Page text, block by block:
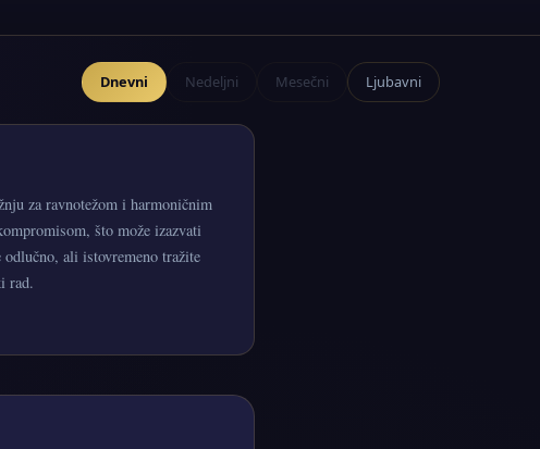
Dnevni Nedeljni Mesečni Ljubavni
za ravnotežom i harmoničnim
što može izazvati
ali istovremeno tražite
rad.